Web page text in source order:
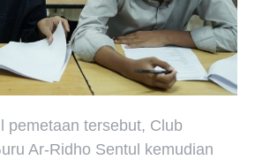
pemetaan tersebut, Club
Ar-Ridho Sentul kemudian